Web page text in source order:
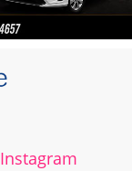
Instagram